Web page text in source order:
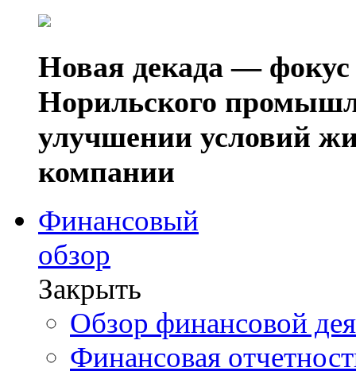
Новая декада — фокус
Норильского
улучшении условий
компании
Финансовый
обзор
Закрыть
Обзор финансовой
Финансовая